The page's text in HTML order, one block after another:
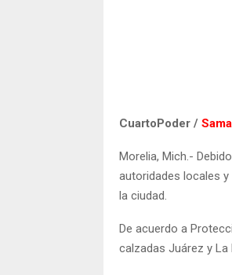
CuartoPoder /
Morelia, Mich.-
autoridades locales
la ciudad.
De acuerdo a
calzadas Juárez y La